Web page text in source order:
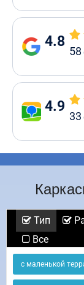
4.8
58
4.9
33
Тип
Все
с маленькой